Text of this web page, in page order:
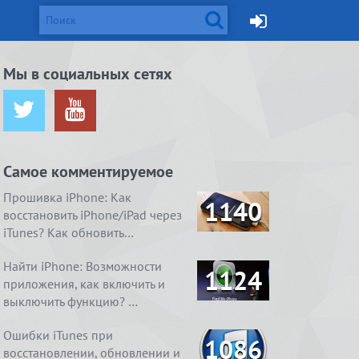
…
4 способа, как очистить
Mac
Real Boxing 2 ROCKY.
Ничего
Мы в социальных сетях
Самое комментируемое
Прошивка iPhone: Как
восстановить iPhone/iPad через
iTunes? Как обновить…
1140
Найти iPhone: Возможности
приложения, как включить и
выключить функцию? …
1124
Ошибки iTunes при
восстановлении, обновлении и
1086